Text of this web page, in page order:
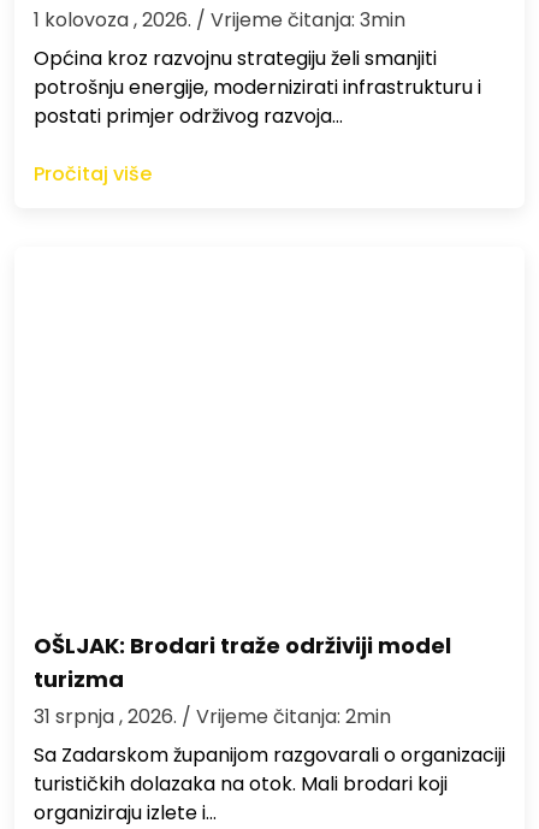
1 kolovoza , 2026. / Vrijeme čitanja: 3min
Općina kroz razvojnu strategiju želi smanjiti
potrošnju energije, modernizirati infrastrukturu i
postati primjer održivog razvoja…
Pročitaj više
OŠLJAK: Brodari traže održiviji model
turizma
31 srpnja , 2026. / Vrijeme čitanja: 2min
Sa Zadarskom županijom razgovarali o organizaciji
turističkih dolazaka na otok. Mali brodari koji
organiziraju izlete i…